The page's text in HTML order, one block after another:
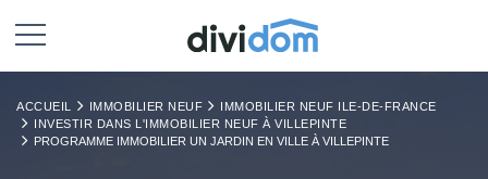
ACCUEIL IMMOBILIER NEUF
IMMOBILIER NEUF ILE-DE-FRANCE
INVESTIR DANS L'IMMOBILIER NEUF À VILLEPINTE
PROGRAMME IMMOBILIER UN JARDIN EN VILLE À VILLEPINTE